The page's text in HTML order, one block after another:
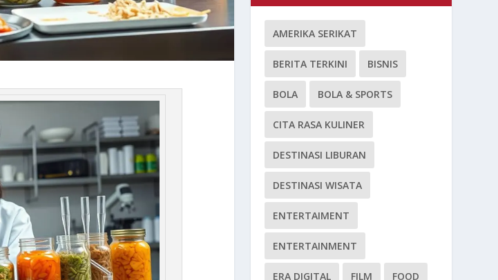
AMERIKA SERIKAT
BERITA TERKINI BISNIS
BOLA BOLA & SPORTS
CITA RASA KULINER
DESTINASI LIBURAN
DESTINASI WISATA
ENTERTAIMENT
ENTERTAINMENT
ERA DIGITAL FILM FOOD